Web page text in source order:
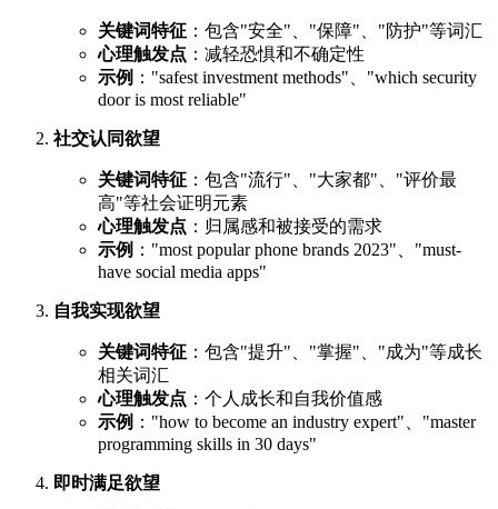
关键词特征 ：包含"安全"、"保障"、"防护"等词汇
心理触发点 ：减轻恐惧和不确定性
示例 ："safest investment methods"、"which security
door is most reliable"
社交认同欲望
关键词特征 ：包含"流行"、"大家都"、"评价最
高"等社会证明元素
心理触发点 ：归属感和被接受的需求
示例 ："most popular phone brands 2023"、"must-
have social media apps"
自我实现欲望
关键词特征 ：包含"提升"、"掌握"、"成为"等成长
相关词汇
心理触发点 ：个人成长和自我价值感
示例 ："how to become an industry expert"、"master
programming skills in 30 days"
即时满足欲望